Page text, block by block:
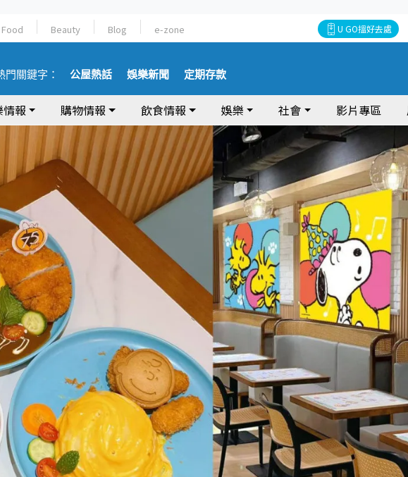
Food Beauty Blog e-zone U GO搵好去處
門關鍵字： 公屋熱話 娛樂新聞 定期存款
報 購物情報 飲食情報 娛樂 社會 影片專區